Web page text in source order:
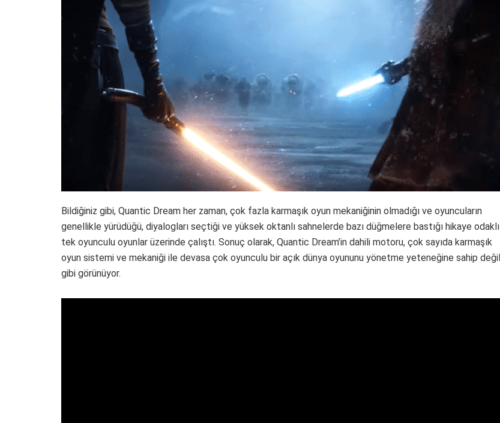
Bildiğiniz gibi, Quantic Dream her zaman, çok fazla karmaşık oyun mekaniğinin olmadığı ve oyuncuların
genellikle yürüdüğü, diyalogları seçtiği ve yüksek oktanlı sahnelerde bazı düğmelere bastığı hikaye odaklı
tek oyunculu oyunlar üzerinde çalıştı. Sonuç olarak, Quantic Dream’in dahili motoru, çok sayıda karmaşık
oyun sistemi ve mekaniği ile devasa çok oyunculu bir açık dünya oyununu yönetme yeteneğine sahip değil
gibi görünüyor.